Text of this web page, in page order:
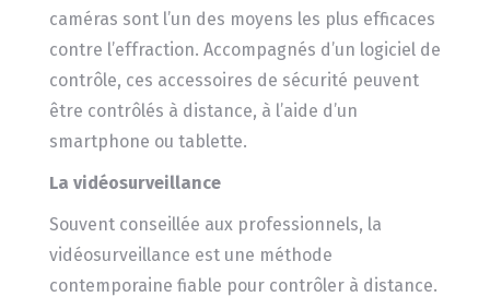
caméras sont l’un des moyens les plus efficaces
contre l’effraction. Accompagnés d’un logiciel de
contrôle, ces accessoires de sécurité peuvent
être contrôlés à distance, à l’aide d’un
smartphone ou tablette.
La vidéosurveillance
Souvent conseillée aux professionnels, la
vidéosurveillance est une méthode
contemporaine fiable pour contrôler à distance.